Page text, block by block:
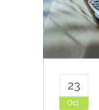
23
Oct